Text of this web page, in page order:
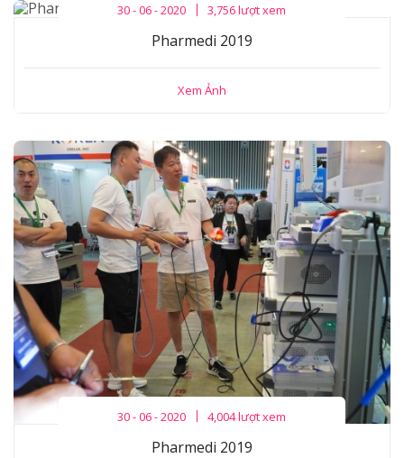
30 - 06 - 2020 3,756 lượt xem
Pharmedi 2019
Xem Ảnh
30 - 06 - 2020 4,004 lượt xem
Pharmedi 2019